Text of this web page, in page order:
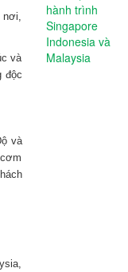
nơi,
và
độc
và